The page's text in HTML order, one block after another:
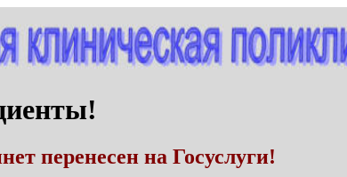
перенесен на Госуслуги!